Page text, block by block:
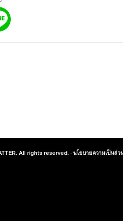
All rights reserved. ·นโยบายความเป็นส่ว